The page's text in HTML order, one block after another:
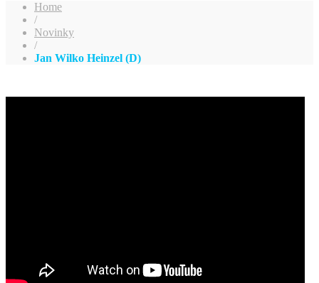
Home
/
Novinky
/
Jan Wilko Heinzel (D)